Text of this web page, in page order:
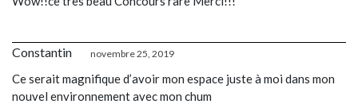
Constantin novembre 25, 2019
Ce serait magnifique d’avoir mon espace juste à moi dans mon
nouvel environnement avec mon chum